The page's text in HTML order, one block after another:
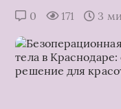
0 171 3